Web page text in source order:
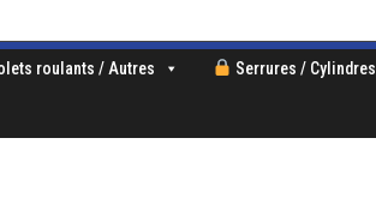
roulants / Autres Serrures / Cylindres